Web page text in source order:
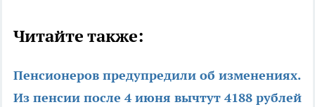
Читайте также:
Пенсионеров предупредили об изменениях.
Из пенсии после 4 июня вычтут 4188 рублей